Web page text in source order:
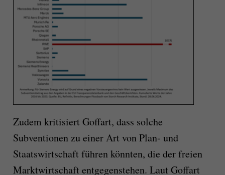
Zudem kritisiert Goffart, dass solche
Subventionen zu einer Art von Plan- und
Staatswirtschaft führen könnten, die der freien
Marktwirtschaft entgegenstehen. Laut Goffart